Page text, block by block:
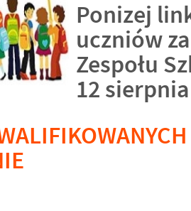
Ponizej
uczniów
Zespołu
12